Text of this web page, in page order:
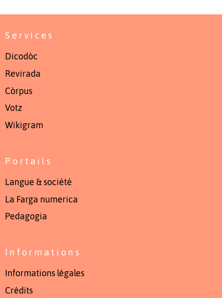
Services
Dicodòc
Revirada
Còrpus
Votz
Wikigram
Portails
Langue & société
La Farga numerica
Pedagogia
Informations
Informations légales
Crédits